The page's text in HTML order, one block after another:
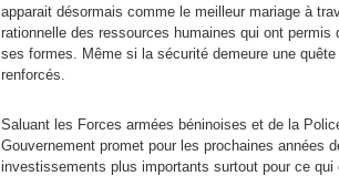
apparait désormais comme le meilleur mariage à
rationnelle des ressources humaines qui ont
ses formes. Même si la sécurité demeure une
renforcés.
Saluant les Forces armées béninoises et de la
Gouvernement promet pour les prochaines années
investissements plus importants surtout pour ce